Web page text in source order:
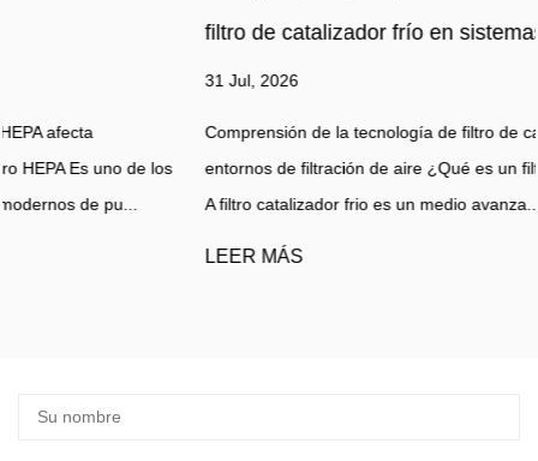
filtro de catalizador frío en sistemas HVAC
Comprensión de la tecnología de filtro de catalizador frío en
entornos de filtración de aire ¿Qué es un filtro de catalizador frío?
A filtro catalizador frio es un medio avanza...